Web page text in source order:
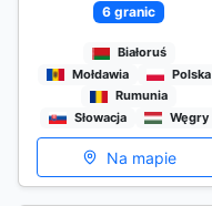
6 granic
Białoruś
Mołdawia
Polska
Rumunia
Słowacja
Węgry
Na mapie